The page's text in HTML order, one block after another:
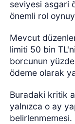
seviyesi asgari
önemli rol
Mevcut
limiti 50 bin
borcunun
ödeme olarak
Buradaki kritik
yalnızca o ay
belirlenmemesi.